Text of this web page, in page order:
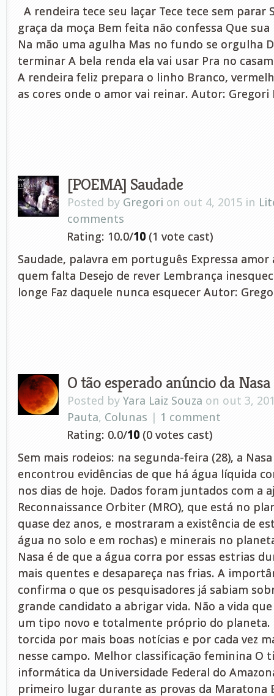
A rendeira tece seu laçar Tece tece sem parar
graça da moça Bem feita não confessa Que sua
Na mão uma agulha Mas no fundo se orgulha
terminar A bela renda ela vai usar Pra no
A rendeira feliz prepara o linho Branco,
as cores onde o amor vai reinar. Autor: Gregori
[POEMA] Saudade
Posted by Gregori on out 4, 2015 in
comments
Rating: 10.0/10 (1 vote cast)
Saudade, palavra em português Expressa amor
quem falta Desejo de rever Lembrança
longe Faz daquele nunca esquecer Autor:
O tão esperado anúncio da Nasa
Posted by Yara Laiz Souza on out 3,
Pauta, Colunas | 1 comment
Rating: 0.0/10 (0 votes cast)
Sem mais rodeios: na segunda-feira (28), a
encontrou evidências de que há água líquida
nos dias de hoje. Dados foram juntados com a
Reconnaissance Orbiter (MRO), que está no
quase dez anos, e mostraram a existência de
água no solo e em rochas) e minerais no
Nasa é de que a água corra por essas estrias
mais quentes e desapareça nas frias. A
confirma o que os pesquisadores já sabiam
grande candidato a abrigar vida. Não a vida
um tipo novo e totalmente próprio do planeta.
torcida por mais boas notícias e por cada vez
nesse campo. Melhor classificação feminina O
informática da Universidade Federal do
primeiro lugar durante as provas da Maratona